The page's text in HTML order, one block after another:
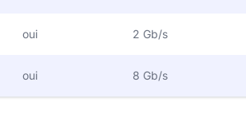
oui 2 Gb/s
oui 8 Gb/s